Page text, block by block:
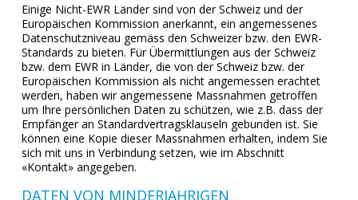
Einige Nicht-EWR Länder sind von der Schweiz und der
Europäischen Kommission anerkannt, ein angemessenes
Datenschutzniveau gemäss den Schweizer bzw. den EWR-
Standards zu bieten. Für Übermittlungen aus der Schweiz
bzw. dem EWR in Länder, die von der Schweiz bzw. der
Europäischen Kommission als nicht angemessen erachtet
werden, haben wir angemessene Massnahmen getroffen
um Ihre persönlichen Daten zu schützen, wie z.B. dass der
Empfänger an Standardvertragsklauseln gebunden ist. Sie
können eine Kopie dieser Massnahmen erhalten, indem Sie
sich mit uns in Verbindung setzen, wie im Abschnitt
«Kontakt» angegeben.
DATEN VON MINDERJÄHRIGEN